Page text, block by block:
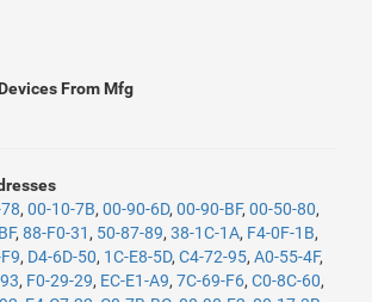
From Mfg
, 00-10-7B, 00-90-6D, 00-90-BF, 00-50-80,
, 88-F0-31 , 50-87-89, 38-1C-1A, F4-0F-1B,
, D4-6D-50, 1C-E8-5D, C4-72-95, A0-55-4F,
, F0-29-29, EC-E1-A9, 7C-69-F6, C0-8C-60,